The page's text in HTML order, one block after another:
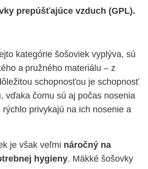
prepúšťajúce vzduch (GPL).
kategórie šošoviek vyplýva, sú
a pružného materiálu – z
schopnosťou je schopnosť
vďaka čomu sú aj počas nosenia
privykajú na ich nosenie a
je však veľmi náročný na
hygieny. Mäkké šošovky